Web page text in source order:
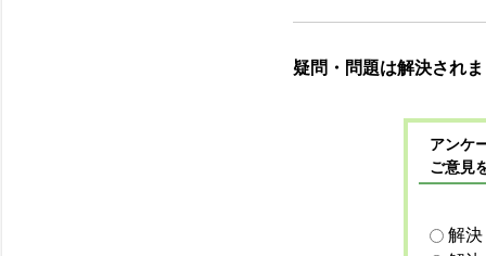
疑問・問題は解決され
アンケ
ご意見
解